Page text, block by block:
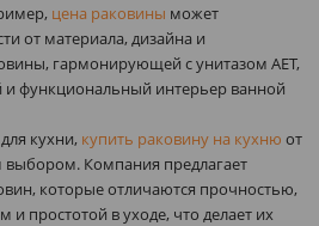
цена раковины может
от материала, дизайна и
гармонирующей с унитазом AET,
и функциональный интерьер ванной
кухни, купить раковину на кухню от
выбором. Компания предлагает
которые отличаются прочностью,
и простотой в уходе, что делает их